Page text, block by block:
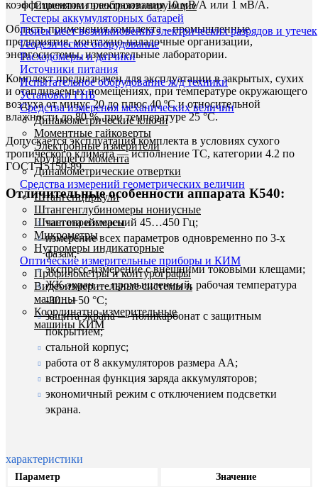
Стремянки электроизолирующие
Тестеры аккумуляторных батарей
Поиск мест возникновения электрических разрядов и утечек
Геодезическое оборудование
Расходомеры и датчики
Источники питания
Испытательное оборудование ж/д техники
Установки ГНБ
Средства измерения механических величин
Динамометрические ключи
Моментные гайковерты
Электронные измерители
крутящего момента
Динамометрические отвертки
Средства измерений геометрических величин
Штангенциркули
Штангенглубиномеры нониусные
Штангенрейсмасы
Микрометры
Нутромеры индикаторные
Оптические измерительные приборы и КИМ
Профилометры и контурографы
Видеоизмерительные системы и
машины
Координатно-измерительные
машины КИМ
коэффициентом преобразования 10 мВ/А или 1 мВ/А.
Область применения комплекта – промышленные
предприятия, монтажно-наладочные организации,
энергосистемы, измерительные лаборатории.
Комплект предназначен для эксплуатации в закрытых, сухих
и отапливаемых помещениях, при температуре окружающего
воздуха от минус 20 до плюс 40 ºC и относительной
влажности до 80 %, при температуре 25 °C.
Допускается эксплуатация комплекта в условиях сухого
тропического климата — исполнение ТС, категории 4.2 по
ГОСТ 15150-89.
Отличительные особенности аппарата К540:
частота измерений 45…450 Гц;
измерение всех параметров одновременно по 3-х
фазам;
экспресс-измерение с внешними токовыми клещами;
ЖК-экран — промышленный, рабочая температура
-30…+50 °C;
защита экрана — поликарбонат с защитным
покрытием;
стальной корпус;
работа от 8 аккумуляторов размера АА;
встроенная функция заряда аккумуляторов;
экономичный режим с отключением подсветки
экрана.
характеристики
Параметр Значение